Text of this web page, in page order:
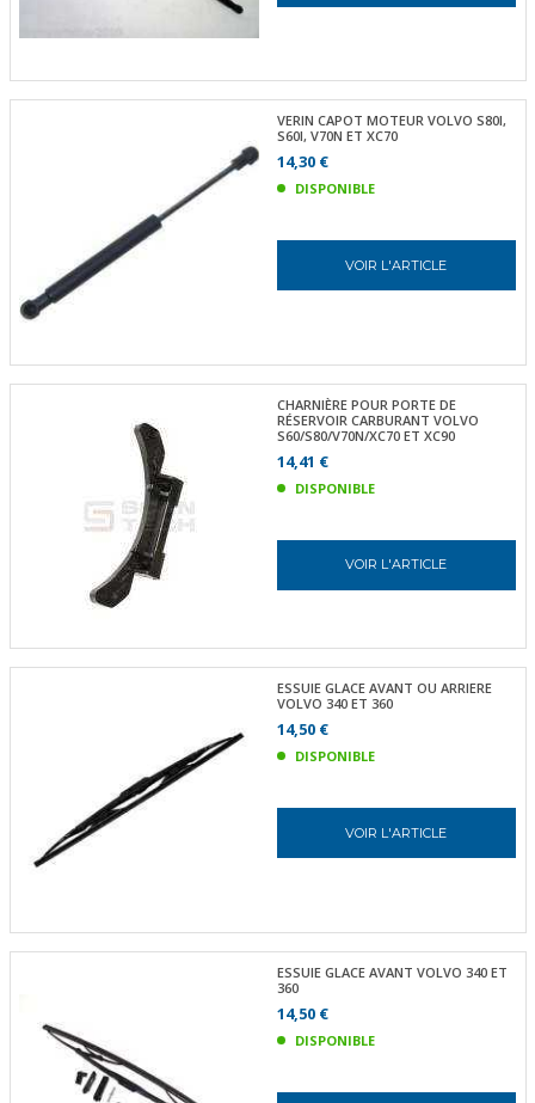
VERIN CAPOT MOTEUR VOLVO S80I,
S60I, V70N ET XC70
14,30 €
DISPONIBLE
VOIR L'ARTICLE
CHARNIÈRE POUR PORTE DE
RÉSERVOIR CARBURANT VOLVO
S60/S80/V70N/XC70 ET XC90
14,41 €
DISPONIBLE
VOIR L'ARTICLE
ESSUIE GLACE AVANT OU ARRIERE
VOLVO 340 ET 360
14,50 €
DISPONIBLE
VOIR L'ARTICLE
ESSUIE GLACE AVANT VOLVO 340 ET
360
14,50 €
DISPONIBLE